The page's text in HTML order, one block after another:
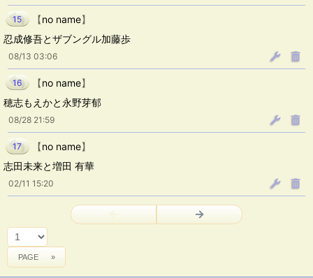
15 【no name】
忍成修吾とザブングル加藤歩
08/13 03:06
16 【no name】
穂志もえかと永野芽郁
08/28 21:59
17 【no name】
志田未来と増田 有華
02/11 15:20
← →